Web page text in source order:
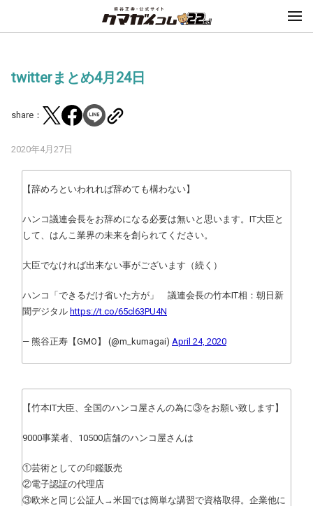
twitterまとめ4月24日
share：
2020年4月27日
【辞めろといわれれば辞めても構わない】
ハンコ議連会長をお辞めになる必要は無いと思います。IT大臣と
して、はんこ業界の未来を創られてください。
大臣でなければ出来ない事がございます（続く）
ハンコ「できるだけ省いた方が」 議連会長の竹本IT相：朝日新
聞デジタル https://t.co/65cl63PU4N
— 熊谷正寿【GMO】 (@m_kumagai) April 24, 2020
【竹本IT大臣、全国のハンコ屋さんの為に③をお願い致します】
9000事業者、10500店舗のハンコ屋さんは
①芸術としての印鑑販売
②電子認証の代理店
③欧米と同じ公証人→米国では簡単な講習で資格取得。企業他に